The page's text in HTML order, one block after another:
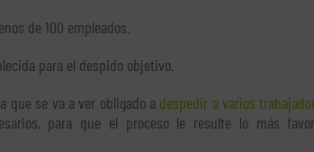
de 100 empleados.
para el despido objetivo.
que se va a ver obligado a despedir a varios
para que el proceso le resulte lo más